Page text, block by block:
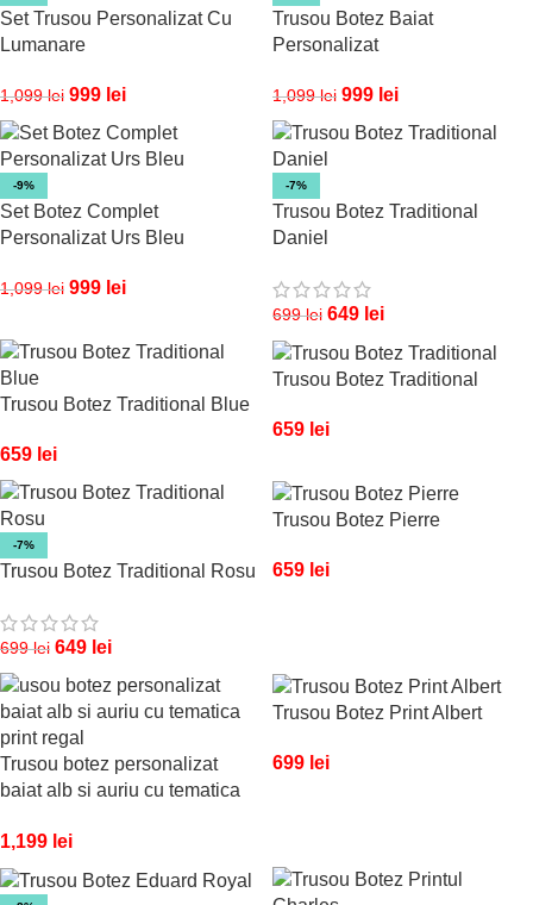
Set Trusou Personalizat Cu
Lumanare
1,099lei 999 lei
Trusou Botez Baiat
Personalizat
1,099lei 999 lei
-9%
Set Botez Complet
Personalizat Urs Bleu
1,099lei 999 lei
-7%
Trusou Botez Traditional
Daniel
699lei 649 lei
Trusou Botez Traditional Blue
659 lei
Trusou Botez Traditional
659 lei
-7%
Trusou Botez Traditional Rosu
699lei 649 lei
Trusou Botez Pierre
659 lei
Trusou botez personalizat
baiat alb si auriu cu tematica
1,199 lei
Trusou Botez Print Albert
699 lei